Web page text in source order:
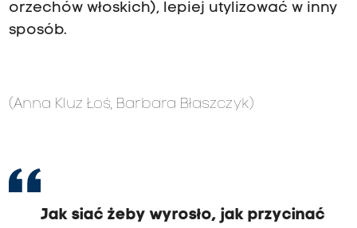
orzechów włoskich), lepiej utylizować w inny
sposób.
(Anna Kluz Łoś, Barbara Błaszczyk)
Jak siać żeby wyrosło, jak przycinać